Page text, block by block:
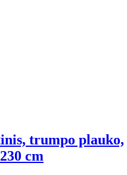
trumpo plauko,
cm